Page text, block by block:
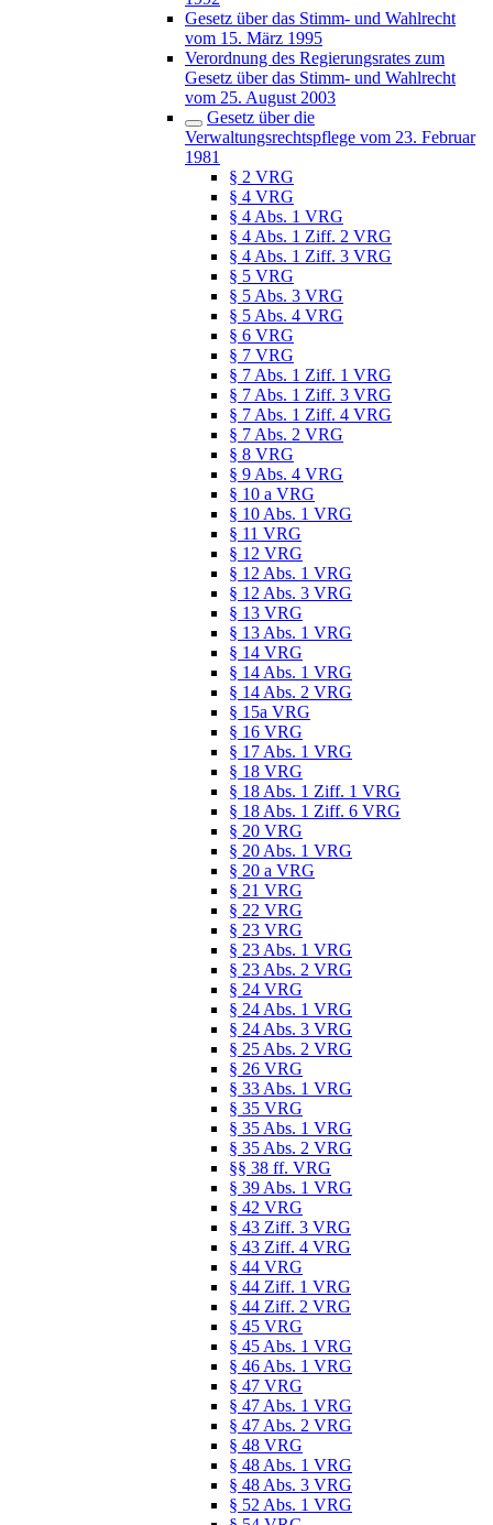
Gesetz über das Stimm- und Wahlrecht
vom 15. März 1995
Verordnung des Regierungsrates zum
Gesetz über das Stimm- und Wahlrecht
vom 25. August 2003
Gesetz über die
Verwaltungsrechtspflege vom 23. Februar
1981
§ 2 VRG
§ 4 VRG
§ 4 Abs. 1 VRG
§ 4 Abs. 1 Ziff. 2 VRG
§ 4 Abs. 1 Ziff. 3 VRG
§ 5 VRG
§ 5 Abs. 3 VRG
§ 5 Abs. 4 VRG
§ 6 VRG
§ 7 VRG
§ 7 Abs. 1 Ziff. 1 VRG
§ 7 Abs. 1 Ziff. 3 VRG
§ 7 Abs. 1 Ziff. 4 VRG
§ 7 Abs. 2 VRG
§ 8 VRG
§ 9 Abs. 4 VRG
§ 10 a VRG
§ 10 Abs. 1 VRG
§ 11 VRG
§ 12 VRG
§ 12 Abs. 1 VRG
§ 12 Abs. 3 VRG
§ 13 VRG
§ 13 Abs. 1 VRG
§ 14 VRG
§ 14 Abs. 1 VRG
§ 14 Abs. 2 VRG
§ 15a VRG
§ 16 VRG
§ 17 Abs. 1 VRG
§ 18 VRG
§ 18 Abs. 1 Ziff. 1 VRG
§ 18 Abs. 1 Ziff. 6 VRG
§ 20 VRG
§ 20 Abs. 1 VRG
§ 20 a VRG
§ 21 VRG
§ 22 VRG
§ 23 VRG
§ 23 Abs. 1 VRG
§ 23 Abs. 2 VRG
§ 24 VRG
§ 24 Abs. 1 VRG
§ 24 Abs. 3 VRG
§ 25 Abs. 2 VRG
§ 26 VRG
§ 33 Abs. 1 VRG
§ 35 VRG
§ 35 Abs. 1 VRG
§ 35 Abs. 2 VRG
§§ 38 ff. VRG
§ 39 Abs. 1 VRG
§ 42 VRG
§ 43 Ziff. 3 VRG
§ 43 Ziff. 4 VRG
§ 44 VRG
§ 44 Ziff. 1 VRG
§ 44 Ziff. 2 VRG
§ 45 VRG
§ 45 Abs. 1 VRG
§ 46 Abs. 1 VRG
§ 47 VRG
§ 47 Abs. 1 VRG
§ 47 Abs. 2 VRG
§ 48 VRG
§ 48 Abs. 1 VRG
§ 48 Abs. 3 VRG
§ 52 Abs. 1 VRG